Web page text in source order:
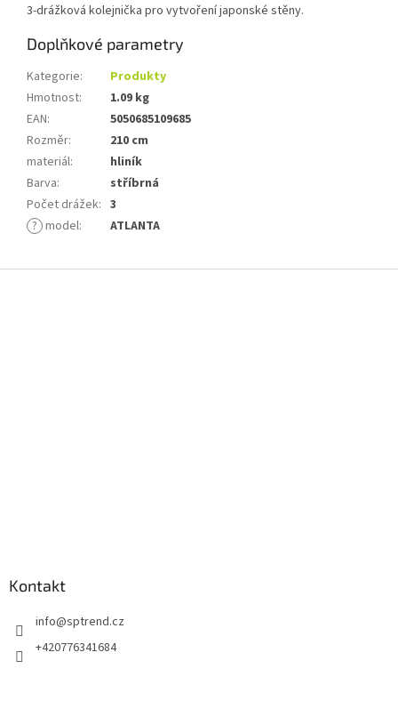
3-drážková kolejnička pro vytvoření japonské stěny.
Doplňkové parametry
Kategorie:
Produkty
Hmotnost:
1.09 kg
EAN:
5050685109685
Rozměr:
210 cm
materiál:
hliník
Barva:
stříbrná
Počet drážek: 3
? model: ATLANTA
Kontakt
info@sptrend.cz
+420776341684